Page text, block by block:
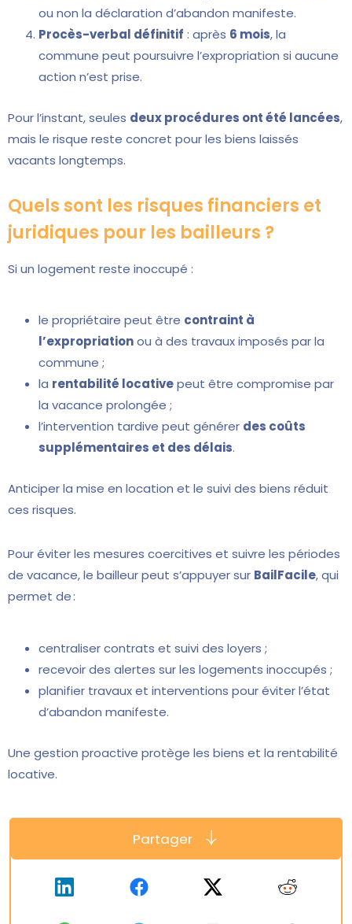
ou non la déclaration d’abandon manifeste.
Procès-verbal définitif : après 6 mois, la
commune peut poursuivre l’expropriation si aucune
action n’est prise.
Pour l’instant, seules deux procédures ont été lancées,
mais le risque reste concret pour les biens laissés
vacants longtemps.
Quels sont les risques financiers et
juridiques pour les bailleurs ?
Si un logement reste inoccupé :
le propriétaire peut être contraint à
l’expropriationou à des travaux imposés par la
commune ;
la rentabilité locativepeut être compromise par
la vacance prolongée ;
l’intervention tardive peut générer des coûts
supplémentaires et des délais.
Anticiper la mise en location et le suivi des biens réduit
ces risques.
Pour éviter les mesures coercitives et suivre les périodes
de vacance, le bailleur peut s’appuyer sur BailFacile, qui
permet de :
centraliser contrats et suivi des loyers ;
recevoir des alertes sur les logements inoccupés ;
planifier travaux et interventions pour éviter l’état
d’abandon manifeste.
Une gestion proactive protège les biens et la rentabilité
locative.
Partager